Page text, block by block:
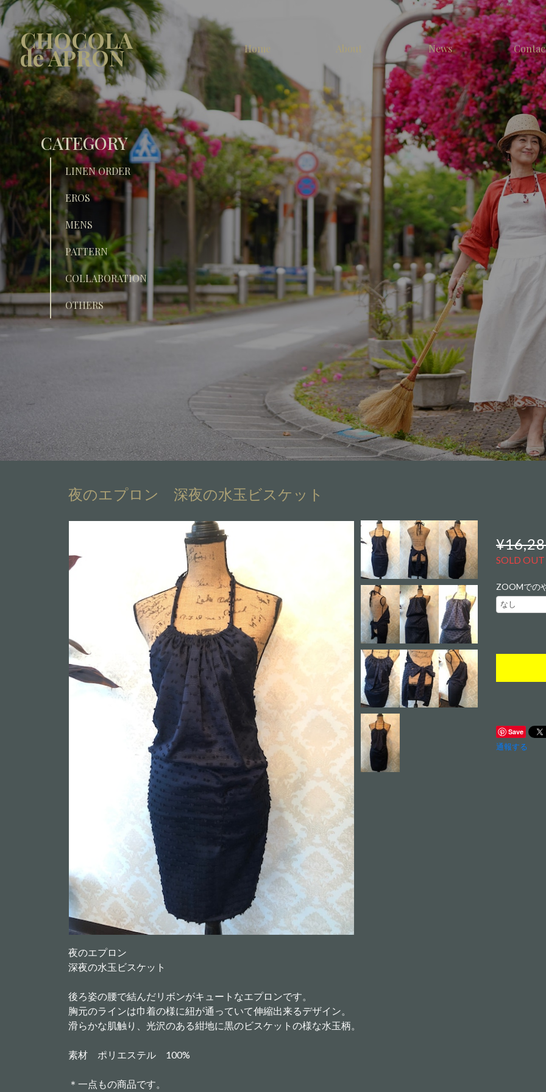
CHOCOLA
de APRON Home About News
CATEGORY
LINEN ORDER
EROS
MENS
PATTERN
COLLABORATION
OTHERS
夜のエプロン 深夜の水玉ビスケット
夜のエプロン
深夜の水玉ビスケット
後ろ姿の腰で結んだリボンがキュートなエプロンです。
胸元のラインは巾着の様に紐が通っていて伸縮出来るデザイン。
滑らかな肌触り、光沢のある紺地に黒のビスケットの様な水玉柄。
素材 ポリエステル 100%
＊一点もの商品です。
SOLD OUT
ZOOMでの
Save
通報する